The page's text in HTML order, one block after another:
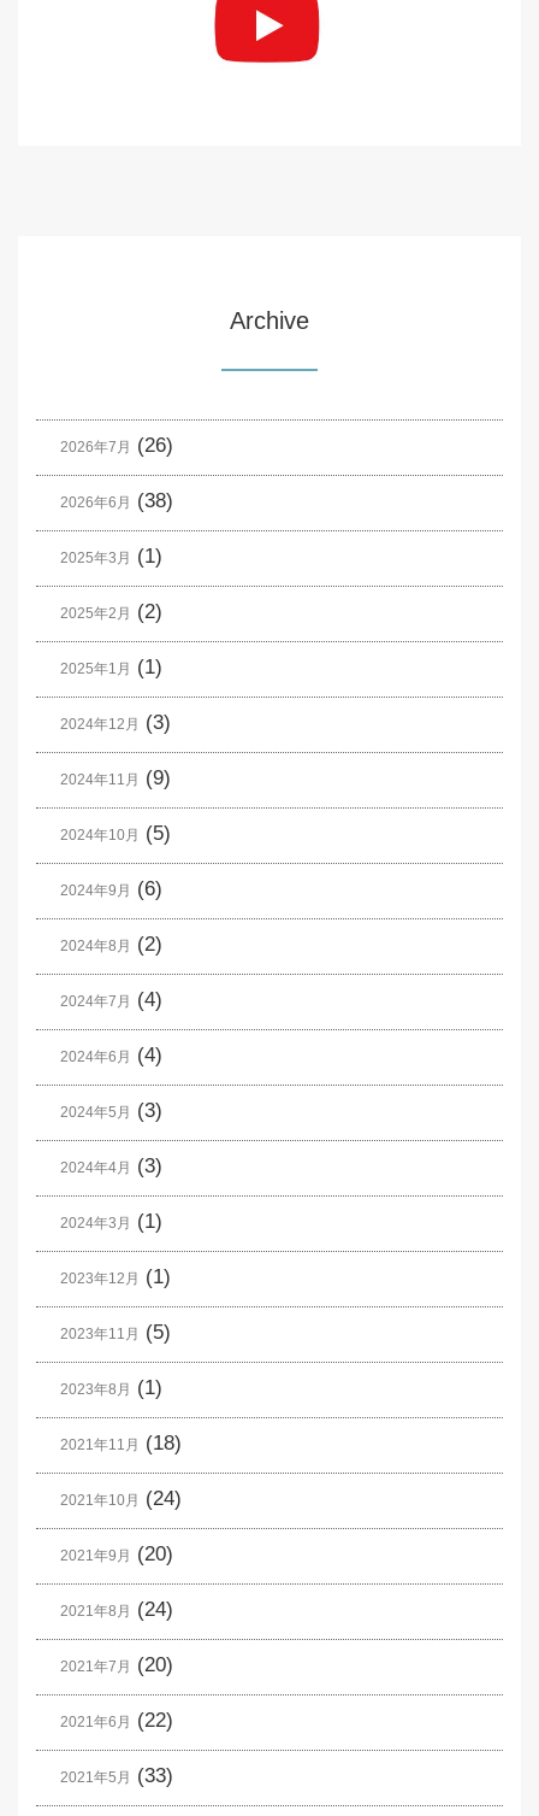
Archive
2026年7月 (26)
2026年6月 (38)
2025年3月 (1)
2025年2月 (2)
2025年1月 (1)
2024年12月 (3)
2024年11月 (9)
2024年10月 (5)
2024年9月 (6)
2024年8月 (2)
2024年7月 (4)
2024年6月 (4)
2024年5月 (3)
2024年4月 (3)
2024年3月 (1)
2023年12月 (1)
2023年11月 (5)
2023年8月 (1)
2021年11月 (18)
2021年10月 (24)
2021年9月 (20)
2021年8月 (24)
2021年7月 (20)
2021年6月 (22)
2021年5月 (33)